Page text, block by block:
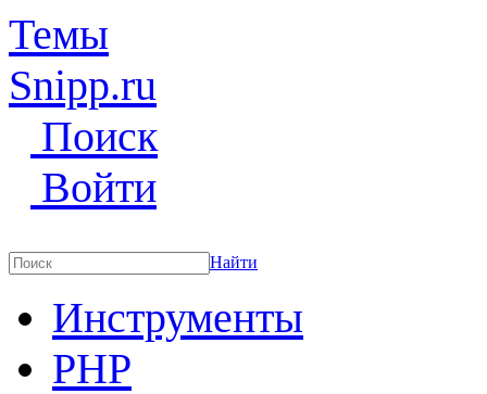
Темы
Snipp.ru
Поиск
Войти
Найти
Инструменты
PHP